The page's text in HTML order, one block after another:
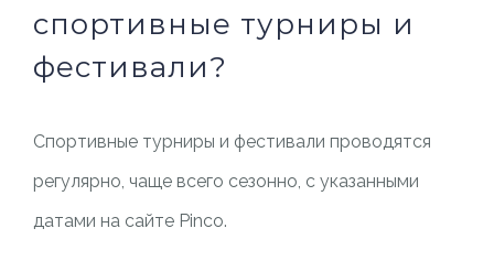
спортивные турниры и
фестивали?
Спортивные турниры и фестивали проводятся
регулярно, чаще всего сезонно, с указанными
датами на сайте Pinco.